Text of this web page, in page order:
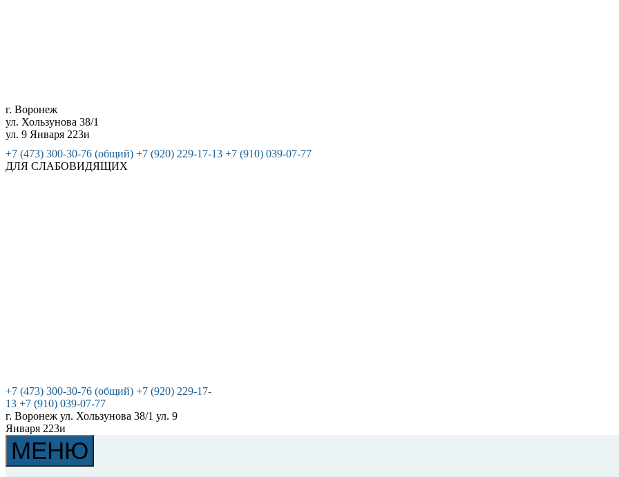
г. Воронеж
ул. Хользунова 38/1
ул. 9 Января 223и
+7 (473) 300-30-76 (общий) +7 (920) 229-17-13 +7 (910) 039-07-77
ДЛЯ СЛАБОВИДЯЩИХ
+7 (473) 300-30-76 (общий) +7 (920) 229-17-
13 +7 (910) 039-07-77
г. Воронеж ул. Хользунова 38/1 ул. 9
Января 223и
МЕНЮ